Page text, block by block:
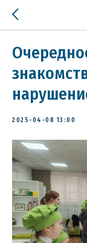
2025-04-08 13:00